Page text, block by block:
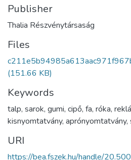
Publisher
Thalia Részvénytársaság
Files
(151.66 KB)
Keywords
talp, sarok, gumi, cipő, fa, róka,
kisnyomtatvány, aprónyomtatvány,
URI
https://bea.fszek.hu/handle/